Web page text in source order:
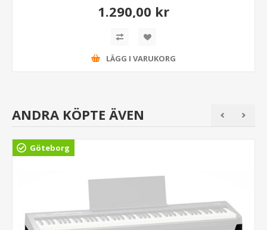
1.290,00 kr
LÄGG I VARUKORG
ANDRA KÖPTE ÄVEN
Göteborg